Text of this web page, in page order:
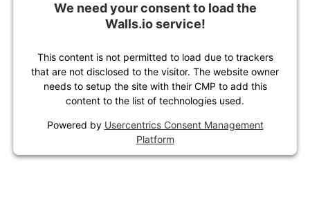
We need your consent to load the
Walls.io service!
This content is not permitted to load due to trackers
that are not disclosed to the visitor. The website owner
needs to setup the site with their CMP to add this
content to the list of technologies used.
Powered by Usercentrics Consent Management
Platform